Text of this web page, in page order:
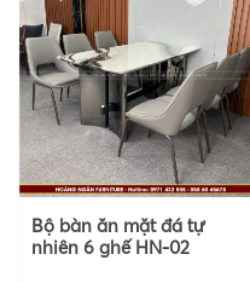
Bộ bàn ăn mặt đá tự
nhiên 6 ghế HN-02